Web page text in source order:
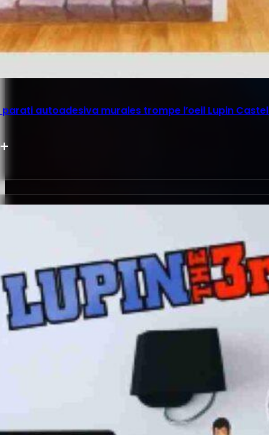
autoadesiva murales trompe l’oeil Lupin